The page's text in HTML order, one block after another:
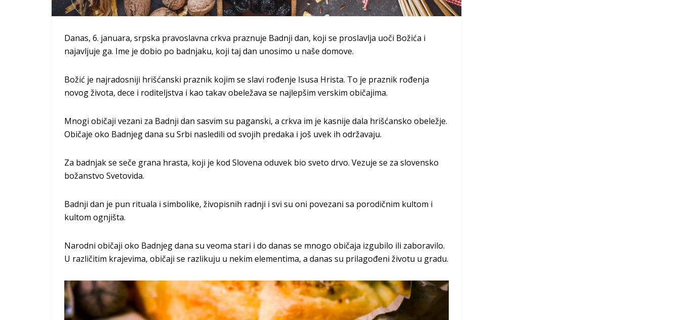
Danas, 6. januara, srpska pravoslavna crkva praznuje Badnji dan, koji se proslavlja uoči Božića i
najavljuje ga. Ime je dobio po badnjaku, koji taj dan unosimo u naše domove.
Božić je najradosniji hrišćanski praznik kojim se slavi rođenje Isusa Hrista. To je praznik rođenja
novog života, dece i roditeljstva i kao takav obeležava se najlepšim verskim običajima.
Mnogi običaji vezani za Badnji dan sasvim su paganski, a crkva im je kasnije dala hrišćansko obeležje.
Običaje oko Badnjeg dana su Srbi nasledili od svojih predaka i još uvek ih održavaju.
Za badnjak se seče grana hrasta, koji je kod Slovena oduvek bio sveto drvo. Vezuje se za slovensko
božanstvo Svetovida.
Badnji dan je pun rituala i simbolike, živopisnih radnji i svi su oni povezani sa porodičnim kultom i
kultom ognjišta.
Narodni običaji oko Badnjeg dana su veoma stari i do danas se mnogo običaja izgubilo ili zaboravilo.
U različitim krajevima, običaji se razlikuju u nekim elementima, a danas su prilagođeni životu u gradu.